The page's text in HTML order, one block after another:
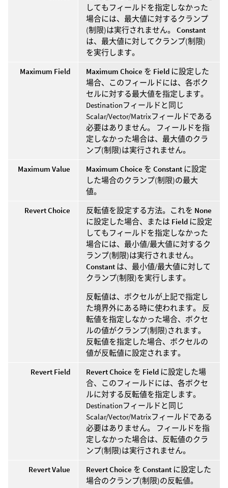
してもフィールドを指定しなかった
場合には、最大値に対するクランプ
(制限)は実行されません。 Constant
は、最大値に対してクランプ(制限)
を実行します。
Maximum Field
Maximum Choice を Field に設定した
場合、このフィールドには、各ボク
セルに対する最大値を指定します。
Destinationフィールドと同じ
Scalar/Vector/Matrixフィールドである
必要はありません。 フィールドを指
定しなかった場合は、最大値のクラ
ンプ(制限)は実行されません。
Maximum Value
Maximum Choice を Constant に設定
した場合のクランプ(制限)の最大
値。
Revert Choice
反転値を設定する方法。これを None
に設定した場合、または Field に設定
してもフィールドを指定しなかった
場合には、最小値/最大値に対するク
ランプ(制限)は実行されません。
Constant は、最小値/最大値に対して
クランプ(制限)を実行します。
反転値は、ボクセルが上記で指定し
た境界外にある時に使われます。 反
転値を指定しなかった場合、ボクセ
ルの値がクランプ(制限)されます。
反転値を指定した場合、ボクセルの
値が反転値に設定されます。
Revert Field
Revert Choice を Field に設定した場
合、このフィールドには、各ボクセ
ルに対する反転値を指定します。
Destinationフィールドと同じ
Scalar/Vector/Matrixフィールドである
必要はありません。 フィールドを指
定しなかった場合は、反転値のクラ
ンプ(制限)は実行されません。
Revert Value
Revert Choice を Constant に設定した
場合のクランプ(制限)の反転値。